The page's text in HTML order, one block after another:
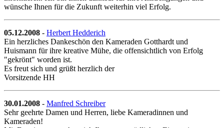
wünsche Ihnen für die Zukunft weiterhin viel Erfolg.
05.12.2008 - Herbert Hedderich
Ein herzliches Dankeschön den Kameraden Gotthardt und
Huismann für ihre kreative Mühe, die offensichtlich von Erfolg
"gekrönt" worden ist.
Es freut sich und grüßt herzlich der
Vorsitzende HH
30.01.2008 - Manfred Schreiber
Sehr geehrte Damen und Herren, liebe Kameradinnen und
Kameraden!